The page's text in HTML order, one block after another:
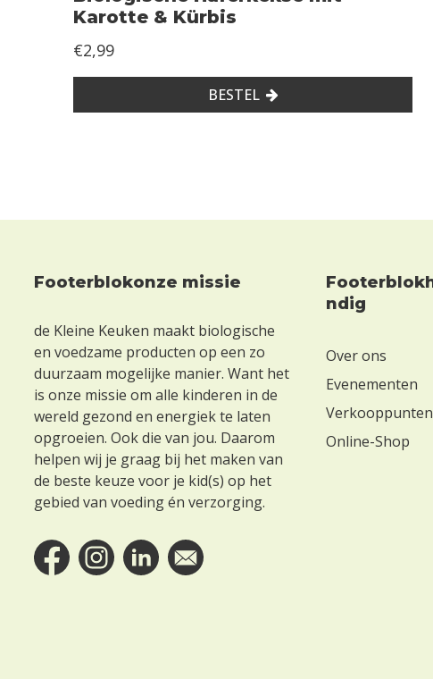
Karotte & Kürbis
€2,99
BESTEL
Footer
Footerblokonze missie
de Kleine Keuken maakt biologische
en voedzame producten op een zo
duurzaam mogelijke manier. Want het
is onze missie om alle kinderen in de
wereld gezond en energiek te laten
opgroeien. Ook die van jou. Daarom
helpen wij je graag bij het maken van
de beste keuze voor je kid(s) op het
gebied van voeding én verzorging.
Footerblokha
ndig
Over ons
Evenementen
Verkooppunten
Online-Shop